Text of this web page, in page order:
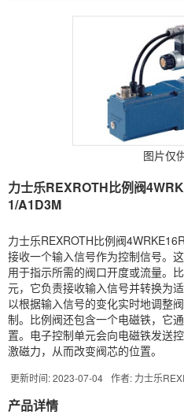
图片仅
力士乐REXROTH比例阀
1/A1D3M
力士乐REXROTH比例阀
接收一个输入信号作为控制信号。
用于指示所需的阀口开度或流量。
元，它负责接收输入信号并转换为
以根据输入信号的变化实时地调整
制。比例阀还包含一个电磁铁，它
置。电子控制单元会向电磁铁发送
激磁力，从而改变阀芯的位置。
更新时间: 2023-07-04 作者: 力士乐
产品详情